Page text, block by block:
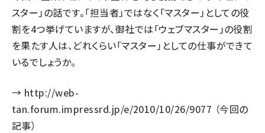
スター」の話です。「担当者」ではなく「マスター」としての役
割を4つ挙げていますが、御社では「ウェブマスター」の役割
を果たす人は、どれくらい「マスター」としての仕事ができて
いるでしょうか。
→ http://web-
tan.forum.impressrd.jp/e/2010/10/26/9077 （今回の
記事）